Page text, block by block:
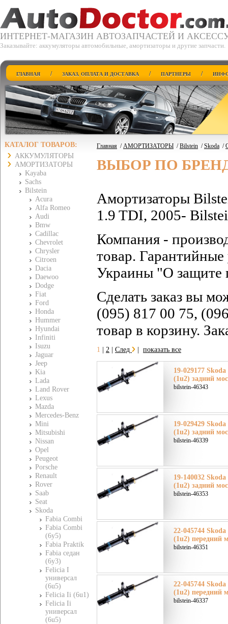
ИНТЕРНЕТ-МАГАЗИН АВТОЗАПЧАСТЕЙ И
Заказывайте: аккумуляторы автомобильные, амортизаторы и другие запчасти.
ГЛАВНАЯ / ЗАКАЗ, ОПЛАТА И ДОСТАВКА / ПАРТНЕРЫ /
КАТАЛОГ ТОВАРОВ:
АККУМУЛЯТОРЫ
АМОРТИЗАТОРЫ
Kayaba
Sachs
Bilstein
Acura
Alfa Romeo
Audi
Bmw
Cadillac
Chevrolet
Chrysler
Citroen
Dacia
Daewoo
Dodge
Fiat
Ford
Honda
Hummer
Hyundai
Infiniti
Isuzu
Jaguar
Jeep
Kia
Lada
Land Rover
Lexus
Mazda
Mercedes-Benz
Mini
Mitsubishi
Nissan
Opel
Peugeot
Porsche
Renault
Rover
Saab
Seat
Skoda
Fabia Combi
Fabia Combi
(6y5)
Fabia Praktik
Fabia седан
(6y3)
Felicia I
универсал
(6u5)
Felicia Ii (6u1)
Felicia Ii
универсал
(6u5)
Главная /АМОРТИЗАТОРЫ /Bilstein /Skoda /
ВЫБОР ПО
Амортизаторы
1.9 TDI, 2005-
Компания -
товар. Гарантийные
Украины "О защите
Сделать заказ вы
(095) 817 00 75,
товар в корзину.
1 2 След показать все
19-029177
(1u2) задний
bilstein-46343
19-029429
(1u2) задний
bilstein-46339
19-140032
(1u2) задний
bilstein-46353
22-045744
(1u2) передний
bilstein-46351
22-045744
(1u2) передний
bilstein-46337